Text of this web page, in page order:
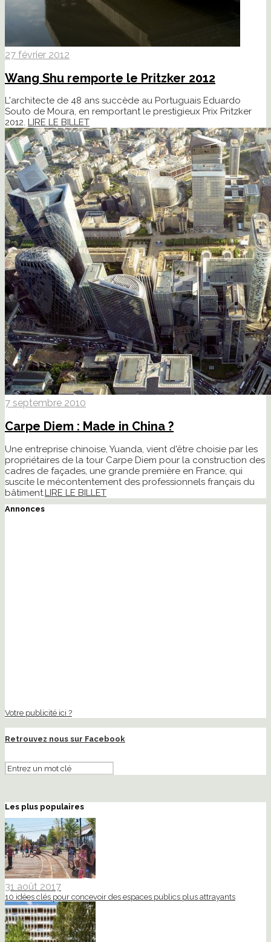
27 février 2012
Wang Shu remporte le Pritzker 2012
L'architecte de 48 ans succède au Portuguais Eduardo
Souto de Moura, en remportant le prestigieux Prix Pritzker
2012. LIRE LE BILLET
7 septembre 2010
Carpe Diem : Made in China ?
Une entreprise chinoise, Yuanda, vient d'être choisie par les
propriétaires de la tour Carpe Diem pour la construction des
cadres de façades, une grande première en France, qui
suscite le mécontentement des professionnels français du
bâtiment. LIRE LE BILLET
Annonces
Votre publicité ici ?
Retrouvez nous sur Facebook
Les plus populaires
31 août 2017
10 idées clés pour concevoir des espaces publics plus attrayants